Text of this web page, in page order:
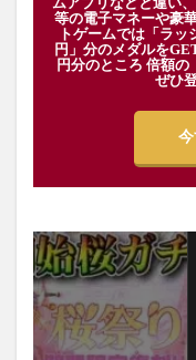
等の電子マネーや豪
トゲームでは「ラ
円」分のメダルを
円分のところ 倍額の
ぜひ